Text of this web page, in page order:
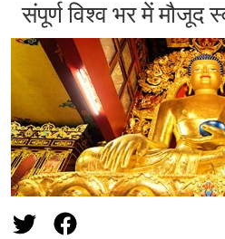
संपूर्ण विश्व भर में मौजूद